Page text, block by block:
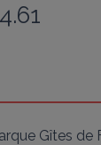
Gîtes de